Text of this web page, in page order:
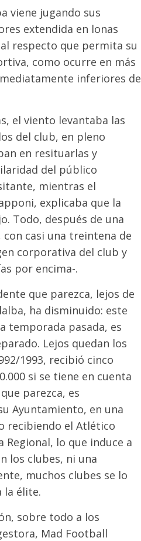
viene jugando sus
extendida en lonas
respecto que permita su
como ocurre en más
inferiores de
el viento levantaba las
del club, en pleno
en resituarlas y
del público
mientras el
explicaba que la
Todo, después de una
casi una treintena de
corporativa del club y
por encima-.
que parezca, lejos de
ha disminuido: este
temporada pasada, es
Lejos quedan los
1993, recibió cinco
si se tiene en cuenta
parezca, es
Ayuntamiento, en una
recibiendo el Atlético
Regional, lo que induce a
los clubes, ni una
muchos clubes se lo
la élite.
sobre todo a los
Mad Football